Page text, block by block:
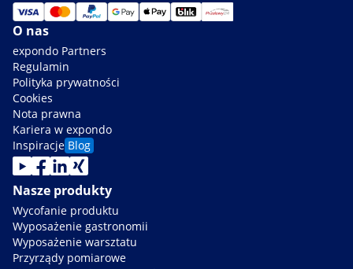
O nas
expondo Partners
Regulamin
Polityka prywatności
Cookies
Nota prawna
Kariera w expondo
Inspiracje Blog
Nasze produkty
Wycofanie produktu
Wyposażenie gastronomii
Wyposażenie warsztatu
Przyrządy pomiarowe